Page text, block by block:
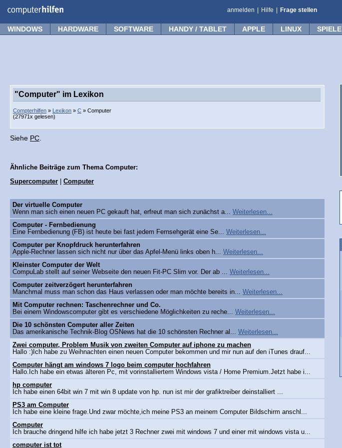
anmelden Hilfe Frage stellen
WINDOWS HARDWARE SOFTWARE HANDY / TABLET APPLE LINUX SPIELE
"Computer" im Lexikon
Compterhilfen » Lexikon » C » Computer
(27971x gelesen)
Siehe PC
Ähnliche Beiträge zum Thema Computer:
Supercomputer
Computer
Der virtuelle Computer
Wenn man sich einen neuen PC gekauft hat, erfreut man sich zunächst a... Weiterlesen...
Computer - Fernbedienung
Eine Fernbedienung (FB) ist heute bei fast jedem Fernsehgerät eine Se... Weiterlesen...
Computer per Knopfdruck herunterfahren
Apple-Rechner lassen sich nicht nur über das Apfel-Menü links oben h... Weiterlesen...
Kleinster Computer der Welt
CompuLab stellt auf seiner Webseite den neuen Fit-PC Slim vor. Der ab ... Weiterlesen...
Computer zeitverzögert herunterfahren
Manchmal muss man schon das Haus verlassen oder man möchte bereits in... Weiterlesen...
Mit Computer rechnen: Taschenrechner und Co.
Bei einem Windowscomputer gibt es verschiedene Möglichkeiten zu reche... Weiterlesen...
Die 10 schönsten Computer aller Zeiten
Das amerikanische Technik-Blog OSNews hat die 10 schönsten Rechner al... Weiterlesen...
Zwei computer, Problem Musik von zweiten Computer auf iphone zu machen
Hallo :)Ich habe zu Weihnachten einen neuen Computer bekommen und mir nun auf den iTunes drauf...
Computer hängt am windows 7 logo beim computer hochfahren
Hallo.Ich habe ein etwas älteren Pc, mit vorinstalliertem Windows vista / Home Premium.Jetzt habe i...
hp computer
Ich habe einen 64bit win 7 mit win 8 update von hp. nun ist mir der grafiktreiber deinstalliert ...
PS3 am Computer
Ich habe eine kleine frage.Und zwar möchte,ich meine PS3 an meinem Computer Bildschirm anschl...
Computer
Ich brauche dringend hilfe ich habe jetzt 3 Rechner zwei mit windows 7 und einer mit windows vista u...
computer ist tot